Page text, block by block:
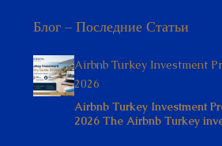
Блог – Последние Статьи
Airbnb Turkey Investment
2026
Airbnb Turkey Investment
2026 The Airbnb Turkey